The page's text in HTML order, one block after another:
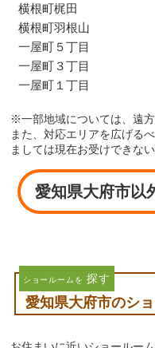
横根町梶田
横根町羽根山
一屋町５丁目
一屋町３丁目
一屋町１丁目
※一部地域については、遠
また、対応エリアを広げる
ましては現在お受けできな
愛知県大府市以
ショールームを 探す
愛知県大府市のシ